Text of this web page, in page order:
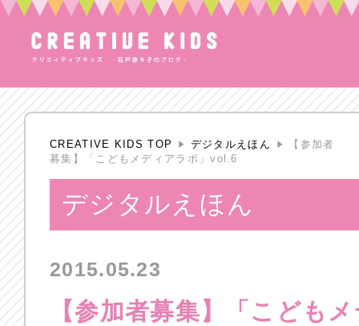
CREATIVE KIDS TOP デジタルえほん
【参加者
募集】「こどもメディアラボ」vol.6
デジタルえほん
2015.05.23
【参加者募集】「こども